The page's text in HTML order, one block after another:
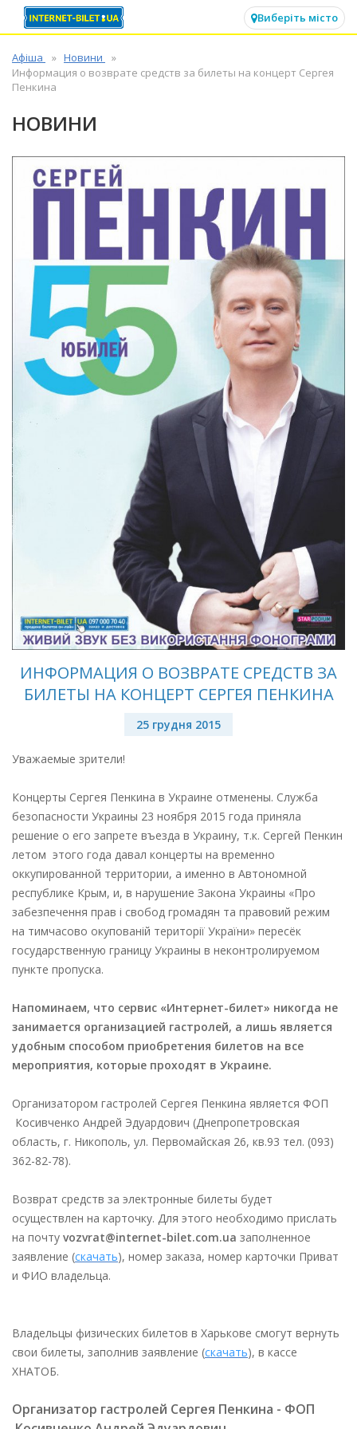
Виберіть місто
Афіша
Новини
Информация о возврате средств за билеты на концерт Сергея
Пенкина
НОВИНИ
ИНФОРМАЦИЯ О ВОЗВРАТЕ СРЕДСТВ ЗА
БИЛЕТЫ НА КОНЦЕРТ СЕРГЕЯ ПЕНКИНА
25 грудня 2015
Уважаемые зрители!
Концерты Сергея Пенкина в Украине отменены. Служба
безопасности Украины 23 ноября 2015 года приняла
решение о его запрете въезда в Украину, т.к. Сергей Пенкин
летом этого года давал концерты на временно
оккупированной территории, а именно в Автономной
республике Крым, и, в нарушение Закона Украины «Про
забезпечення прав і свобод громадян та правовий режим
на тимчасово окупованій території України» пересёк
государственную границу Украины в неконтролируемом
пункте пропуска.
Напоминаем, что сервис «Интернет-билет» никогда не
занимается организацией гастролей, а лишь является
удобным способом приобретения билетов на все
мероприятия, которые проходят в Украине.
Организатором гастролей Сергея Пенкина является ФОП
Косивченко Андрей Эдуардович (Днепропетровская
область, г. Никополь, ул. Первомайская 26, кв.93 тел. (093)
362-82-78).
Возврат средств за электронные билеты будет
осуществлен на карточку. Для этого необходимо прислать
на почту vozvrat@internet-bilet.com.ua заполненное
заявление (скачать), номер заказа, номер карточки Приват
и ФИО владельца.
Владельцы физических билетов в Харькове смогут вернуть
свои билеты, заполнив заявление (скачать), в кассе
ХНАТОБ.
Организатор гастролей Сергея Пенкина - ФОП